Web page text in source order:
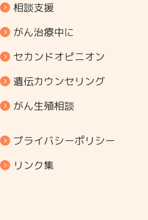
相談支援
がん治療中に
セカンドオピニオン
遺伝カウンセリング
がん生殖相談
プライバシーポリシー
リンク集